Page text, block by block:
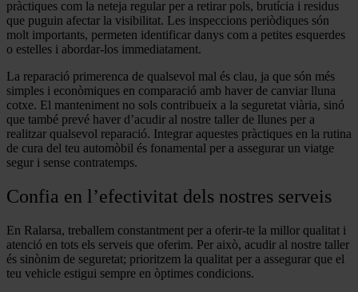
pràctiques com la neteja regular per a retirar pols, brutícia i residus
que puguin afectar la visibilitat. Les inspeccions periòdiques són
molt importants, permeten identificar danys com a petites esquerdes
o estelles i abordar-los immediatament.
La reparació primerenca de qualsevol mal és clau, ja que són més
simples i econòmiques en comparació amb haver de canviar lluna
cotxe. El manteniment no sols contribueix a la seguretat viària, sinó
que també prevé haver d’acudir al nostre taller de llunes per a
realitzar qualsevol reparació. Integrar aquestes pràctiques en la rutina
de cura del teu automòbil és fonamental per a assegurar un viatge
segur i sense contratemps.
Confia en l’efectivitat dels nostres serveis
En Ralarsa, treballem constantment per a oferir-te la millor qualitat i
atenció en tots els serveis que oferim. Per això, acudir al nostre taller
és sinònim de seguretat; prioritzem la qualitat per a assegurar que el
teu vehicle estigui sempre en òptimes condicions.